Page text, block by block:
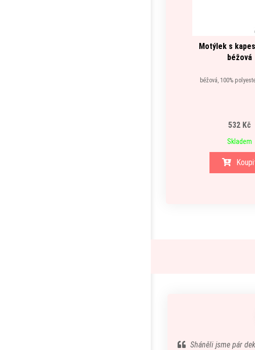
Motýlek s
béžová
béžová, 100%
532 Kč
Skladem
Sháněli jsme pár